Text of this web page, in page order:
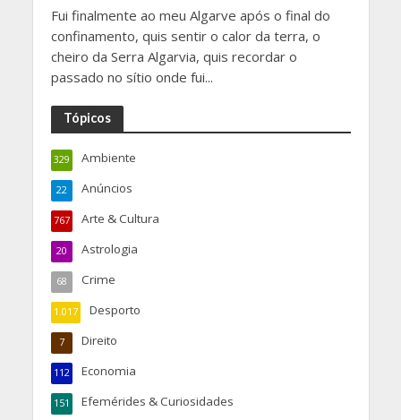
Fui finalmente ao meu Algarve após o final do
confinamento, quis sentir o calor da terra, o
cheiro da Serra Algarvia, quis recordar o
passado no sítio onde fui...
Tópicos
Ambiente
329
Anúncios
22
Arte & Cultura
767
Astrologia
20
Crime
68
Desporto
1.017
Direito
7
Economia
112
Efemérides & Curiosidades
151